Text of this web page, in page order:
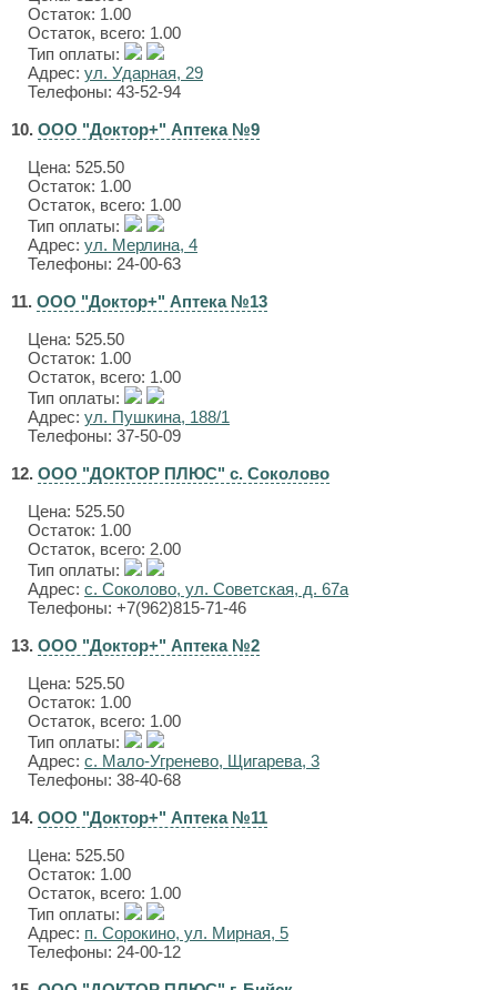
Остаток: 1.00
Остаток, всего: 1.00
Тип оплаты:
Адрес: ул. Ударная, 29
Телефоны: 43-52-94
10. ООО "Доктор+" Аптека №9
Цена: 525.50
Остаток: 1.00
Остаток, всего: 1.00
Тип оплаты:
Адрес: ул. Мерлина, 4
Телефоны: 24-00-63
11. ООО "Доктор+" Аптека №13
Цена: 525.50
Остаток: 1.00
Остаток, всего: 1.00
Тип оплаты:
Адрес: ул. Пушкина, 188/1
Телефоны: 37-50-09
12. ООО "ДОКТОР ПЛЮС" с. Соколово
Цена: 525.50
Остаток: 1.00
Остаток, всего: 2.00
Тип оплаты:
Адрес: с. Соколово, ул. Советская, д. 67а
Телефоны: +7(962)815-71-46
13. ООО "Доктор+" Аптека №2
Цена: 525.50
Остаток: 1.00
Остаток, всего: 1.00
Тип оплаты:
Адрес: с. Мало-Угренево, Щигарева, 3
Телефоны: 38-40-68
14. ООО "Доктор+" Аптека №11
Цена: 525.50
Остаток: 1.00
Остаток, всего: 1.00
Тип оплаты:
Адрес: п. Сорокино, ул. Мирная, 5
Телефоны: 24-00-12